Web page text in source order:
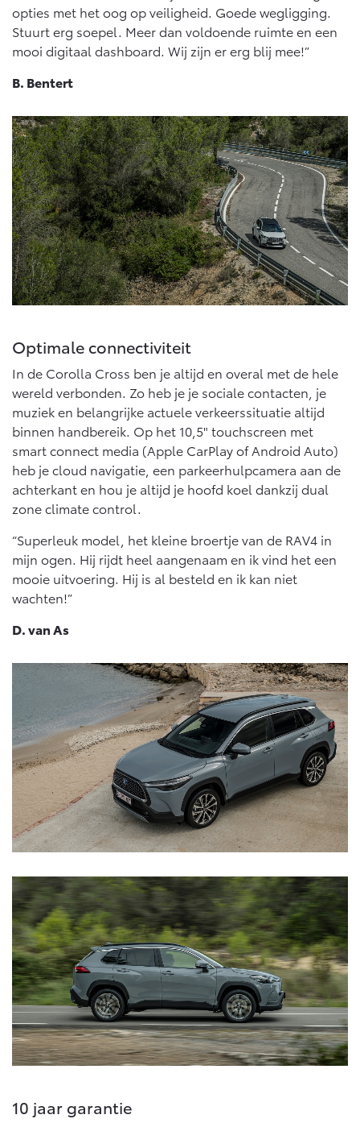
opties met het oog op veiligheid. Goede wegligging.
Stuurt erg soepel. Meer dan voldoende ruimte en een
mooi digitaal dashboard. Wij zijn er erg blij mee!”
B. Bentert
Optimale connectiviteit
In de Corolla Cross ben je altijd en overal met de hele
wereld verbonden. Zo heb je je sociale contacten, je
muziek en belangrijke actuele verkeerssituatie altijd
binnen handbereik. Op het 10,5" touchscreen met
smart connect media (Apple CarPlay of Android Auto)
heb je cloud navigatie, een parkeerhulpcamera aan de
achterkant en hou je altijd je hoofd koel dankzij dual
zone climate control.
“Superleuk model, het kleine broertje van de RAV4 in
mijn ogen. Hij rijdt heel aangenaam en ik vind het een
mooie uitvoering. Hij is al besteld en ik kan niet
wachten!”
D. van As
10 jaar garantie